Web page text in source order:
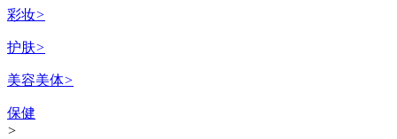
彩妆>
护肤>
美容美体>
保健
>